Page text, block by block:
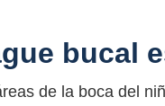
bucal
de la boca del